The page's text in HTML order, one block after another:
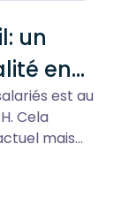
un
en
est au
Cela
mais
en plus